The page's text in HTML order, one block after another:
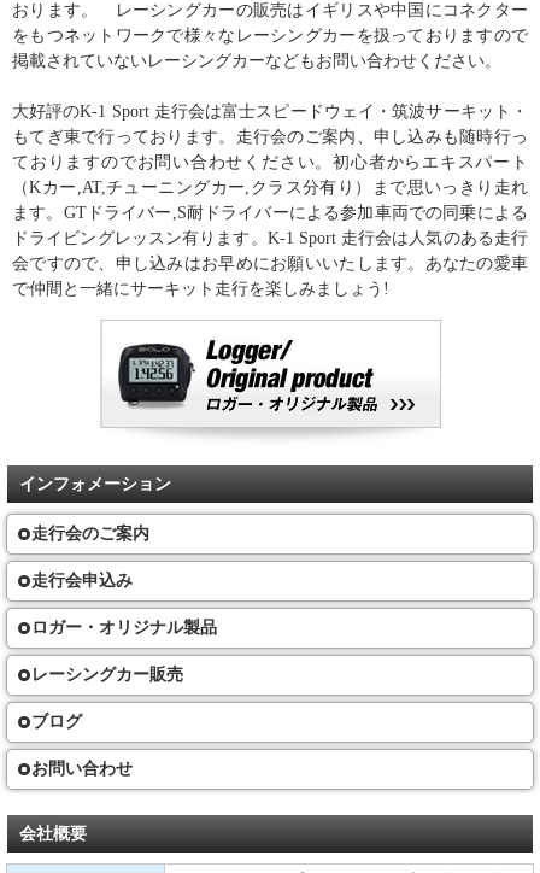
おります。 レーシングカーの販売はイギリスや中国にコネクター
をもつネットワークで様々なレーシングカーを扱っておりますので
掲載されていないレーシングカーなどもお問い合わせください。
大好評のK-1 Sport 走行会は富士スピードウェイ・筑波サーキット・
もてぎ東で行っております。走行会のご案内、申し込みも随時行っ
ておりますのでお問い合わせください。初心者からエキスパート
（Kカー,AT,チューニングカー,クラス分有り）まで思いっきり走れ
ます。GTドライバー,S耐ドライバーによる参加車両での同乗による
ドライビングレッスン有ります。K-1 Sport 走行会は人気のある走行
会ですので、申し込みはお早めにお願いいたします。あなたの愛車
で仲間と一緒にサーキット走行を楽しみましょう!
インフォメーション
走行会のご案内
走行会申込み
ロガー・オリジナル製品
レーシングカー販売
ブログ
お問い合わせ
会社概要